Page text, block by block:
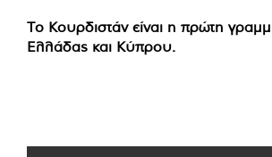
Το Κουρδιστάν είναι η πρώτη
Ελλάδας και Κύπρου.